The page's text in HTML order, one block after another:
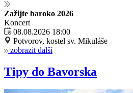
Zažijte baroko 2026
Koncert
08.08.2026 18:00
Potvorov, kostel sv. Mikuláše
zobrazit další
Tipy do Bavorska